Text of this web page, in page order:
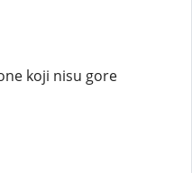
koji nisu gore